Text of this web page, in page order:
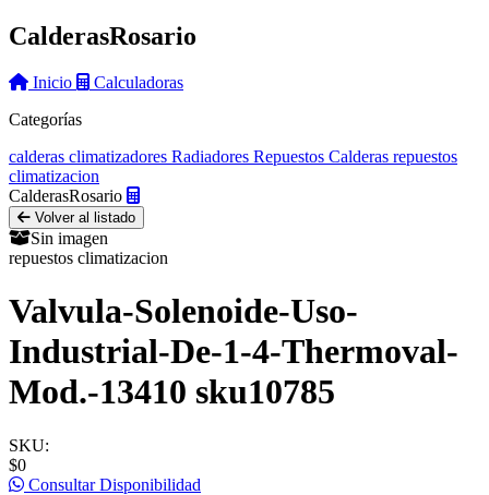
CalderasRosario
Inicio
Calculadoras
Categorías
calderas climatizadores Radiadores Repuestos Calderas repuestos
climatizacion
CalderasRosario
Volver al listado
Sin imagen
repuestos climatizacion
Valvula-Solenoide-Uso-
Industrial-De-1-4-Thermoval-
Mod.-13410 sku10785
SKU:
$0
Consultar Disponibilidad